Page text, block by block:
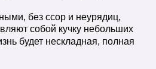
без ссор и неурядиц,
собой кучку небольших
будет нескладная, полная